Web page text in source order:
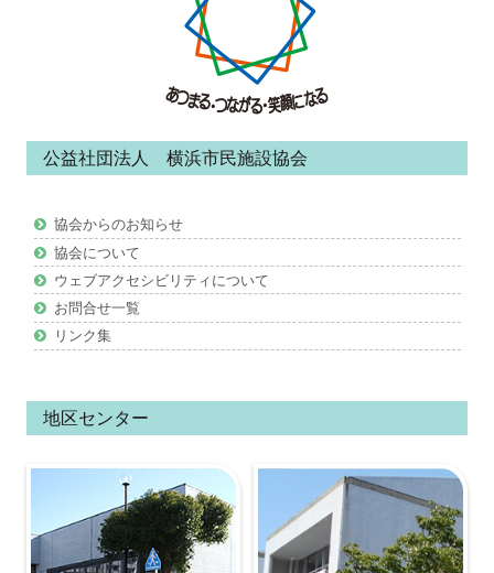
テ
ツ
公益社団法人 横浜市民施設協会
協会からのお知らせ
協会について
ウェブアクセシビリティについて
お問合せ一覧
リンク集
地区センター